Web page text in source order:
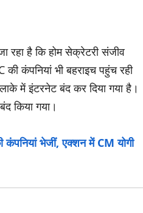
रहा है कि होम सेक्रेटरी संजीव
कंपनियां भी बहराइच पहुंच रही
में इंटरनेट बंद कर दिया गया है।
किया गया।
भेजीं, एक्शन में CM योगी